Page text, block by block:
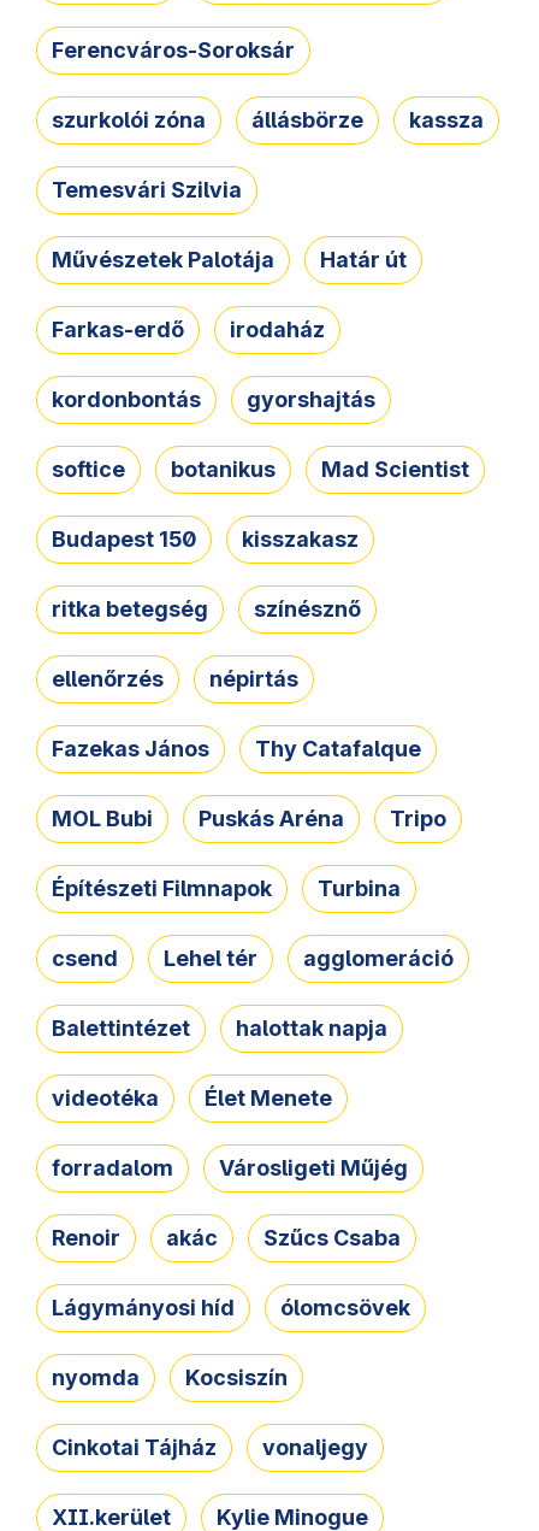
Ferencváros-Soroksár
szurkolói zóna állásbörze kassza
Temesvári Szilvia
Művészetek Palotája Határ út
Farkas-erdő irodaház
kordonbontás gyorshajtás
softice botanikus Mad Scientist
Budapest 150 kisszakasz
ritka betegség színésznő
ellenőrzés népirtás
Fazekas János Thy Catafalque
MOL Bubi Puskás Aréna Tripo
Építészeti Filmnapok Turbina
csend Lehel tér agglomeráció
Balettintézet halottak napja
videotéka Élet Menete
forradalom Városligeti Műjég
Renoir akác Szűcs Csaba
Lágymányosi híd ólomcsövek
nyomda Kocsiszín
Cinkotai Tájház vonaljegy
XII.kerület Kylie Minogue